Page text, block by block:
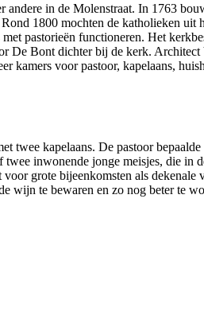
in de Molenstraat. In 1763
1800 mochten de katholieken
pastorieën functioneren. Het
De Bont dichter bij de kerk.
kamers voor pastoor, kapelaans,
kapelaans. De pastoor
inwonende jonge meisjes, die
grote bijeenkomsten als
wijn te bewaren en zo nog beter te